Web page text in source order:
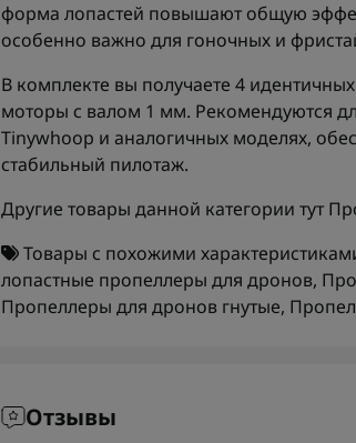
форма лопастей повышают общую
особенно важно для гоночных и
В комплекте вы получаете 4
моторы с валом 1 мм. Рекомендуются
Tinywhoop и аналогичных моделях,
стабильный пилотаж.
Другие товары данной категории тут
Товары с похожими
лопастные пропеллеры для дронов,
Пропеллеры для дронов гнутые,
Отзывы